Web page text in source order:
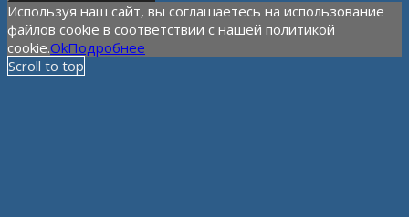
Используя наш сайт, вы соглашаетесь на использование
файлов cookie в соответствии с нашей политикой
cookie.OkПодробнее
Scroll to top